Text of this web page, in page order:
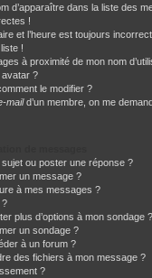
d’apparaître dans la liste des
!
et l’heure est toujours
!
à proximité de mon nom
avatar ?
le modifier ?
maild’un membre, on me
ou poster une réponse ?
un message ?
à mes messages ?
?
plus d’options à mon sondage ?
un sondage ?
à un forum ?
des fichiers à mon message ?
?